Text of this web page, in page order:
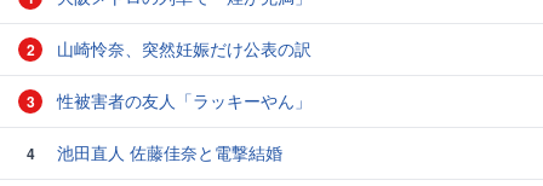
2 山崎怜奈、突然妊娠だけ公表の訳
3 性被害者の友人「ラッキーやん」
4 池田直人 佐藤佳奈と電撃結婚